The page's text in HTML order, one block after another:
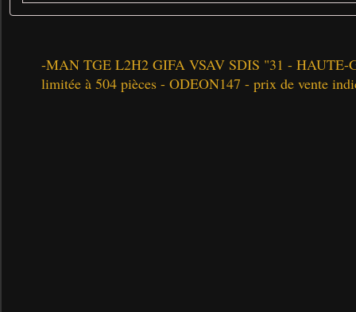
-MAN TGE L2H2 GIFA VSAV SDIS "31 - HAUTE-
limitée à 504 pièces - ODEON147 - prix de vente